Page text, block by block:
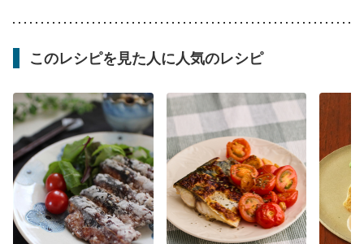
このレシピを見た人に人気のレシピ